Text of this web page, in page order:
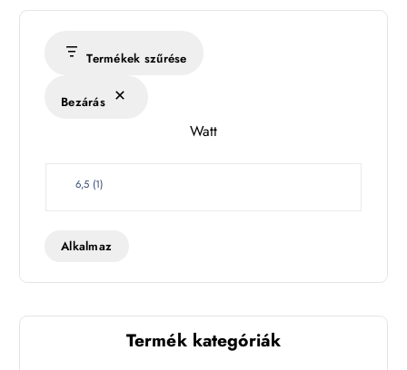
é
s
k
Termékek szűrése
Bezárás
Watt
W
t
6,5 (1)
Alkalmaz
Termék kategóriák